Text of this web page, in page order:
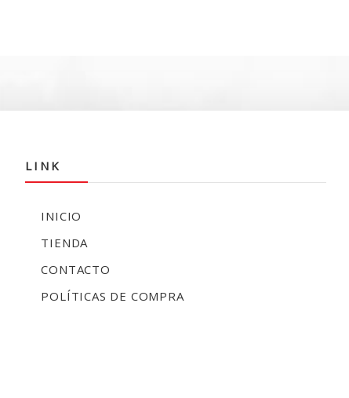
LINK
INICIO
TIENDA
CONTACTO
POLÍTICAS DE COMPRA